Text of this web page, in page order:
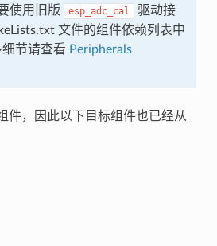
使用旧版 esp_adc_cal
驱动接
文件的组件依赖列表中
节请查看 Peripherals
件，因此以下目标组件也已经从